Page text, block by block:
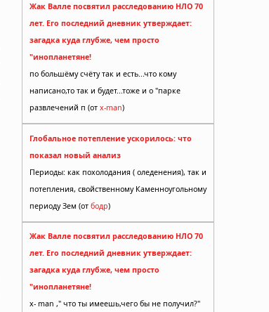
Жак Валле посвятил расследованию НЛО 70
лет. Его последний дневник утверждает:
загадка куда глубже, чем просто
"инопланетяне!
по большёму счёту так и есть...что кому
написано,то так и будет...тоже и о "парке
развлечений п (от x-man)
Глобальное потепление ускорилось: что
показал новый анализ
Периоды: как похолодания ( оледенения), так и
потепления, свойственному Каменноугольному
периоду Зем (от бодр)
Жак Валле посвятил расследованию НЛО 70
лет. Его последний дневник утверждает:
загадка куда глубже, чем просто
"инопланетяне!
x- man ," что ты имеешь,чего бы не получил?"